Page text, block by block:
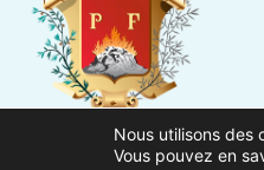
Nous utilisons des
Vous pouvez en